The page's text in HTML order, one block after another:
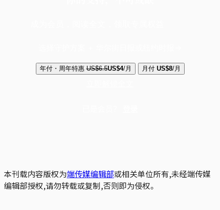
年付・周年特惠 US$6.5US$4/月 月付 US$8/月
本刊载内容版权为端传媒编辑部或相关单位所有,未经端传媒
编辑部授权,请勿转载或复制,否则即为侵权。